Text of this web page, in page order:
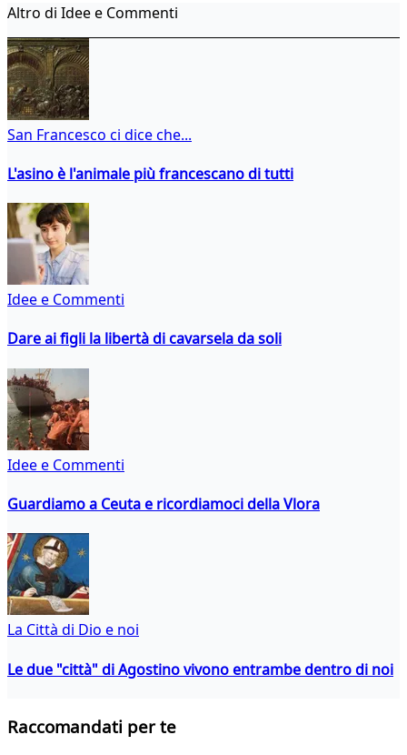
Altro di Idee e Commenti
San Francesco ci dice che...
L'asino è l'animale più francescano di tutti
Idee e Commenti
Dare ai figli la libertà di cavarsela da soli
Idee e Commenti
Guardiamo a Ceuta e ricordiamoci della Vlora
La Città di Dio e noi
Le due "città" di Agostino vivono entrambe dentro di noi
Raccomandati per te